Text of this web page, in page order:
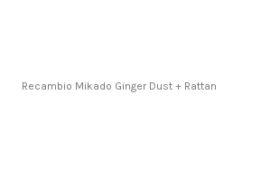
Recambio Mikado Ginger Dust + Rattan